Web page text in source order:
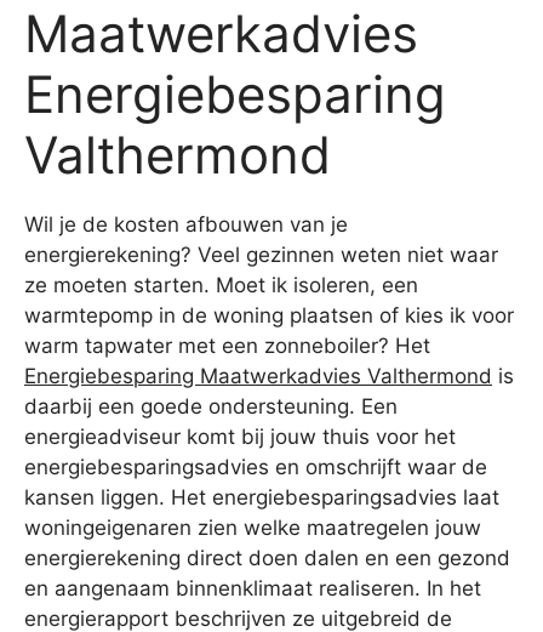
Maatwerkadvies
Energiebesparing
Valthermond
Wil je de kosten afbouwen van je
energierekening? Veel gezinnen weten niet waar
ze moeten starten. Moet ik isoleren, een
warmtepomp in de woning plaatsen of kies ik voor
warm tapwater met een zonneboiler? Het
Energiebesparing Maatwerkadvies Valthermond is
daarbij een goede ondersteuning. Een
energieadviseur komt bij jouw thuis voor het
energiebesparingsadvies en omschrijft waar de
kansen liggen. Het energiebesparingsadvies laat
woningeigenaren zien welke maatregelen jouw
energierekening direct doen dalen en een gezond
en aangenaam binnenklimaat realiseren. In het
energierapport beschrijven ze uitgebreid de